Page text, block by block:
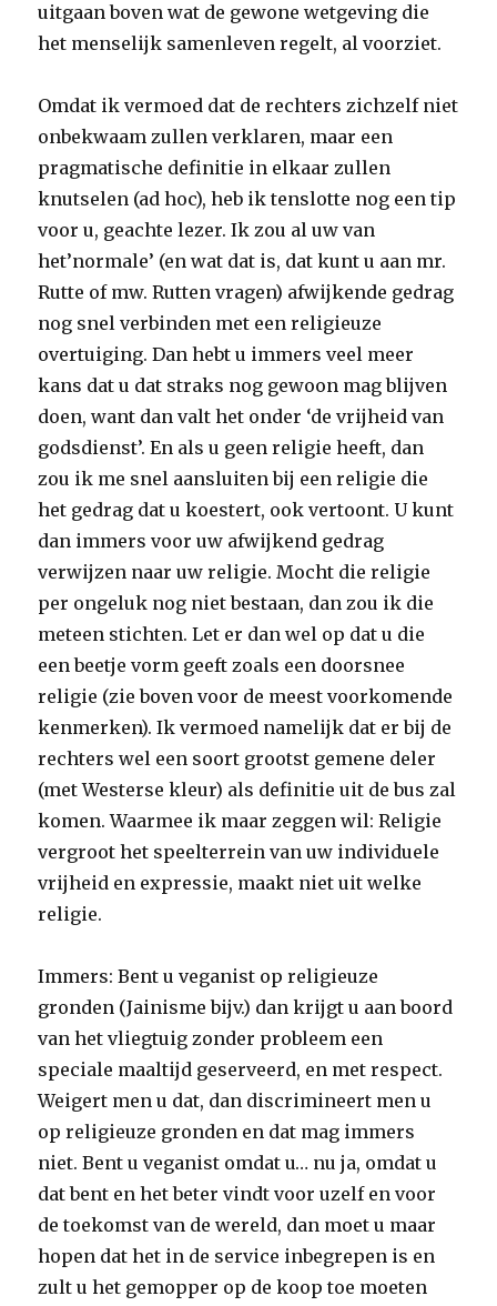
uitgaan boven wat de gewone wetgeving die
het menselijk samenleven regelt, al voorziet.
Omdat ik vermoed dat de rechters zichzelf niet
onbekwaam zullen verklaren, maar een
pragmatische definitie in elkaar zullen
knutselen (ad hoc), heb ik tenslotte nog een tip
voor u, geachte lezer. Ik zou al uw van
het’normale’ (en wat dat is, dat kunt u aan mr.
Rutte of mw. Rutten vragen) afwijkende gedrag
nog snel verbinden met een religieuze
overtuiging. Dan hebt u immers veel meer
kans dat u dat straks nog gewoon mag blijven
doen, want dan valt het onder ‘de vrijheid van
godsdienst’. En als u geen religie heeft, dan
zou ik me snel aansluiten bij een religie die
het gedrag dat u koestert, ook vertoont. U kunt
dan immers voor uw afwijkend gedrag
verwijzen naar uw religie. Mocht die religie
per ongeluk nog niet bestaan, dan zou ik die
meteen stichten. Let er dan wel op dat u die
een beetje vorm geeft zoals een doorsnee
religie (zie boven voor de meest voorkomende
kenmerken). Ik vermoed namelijk dat er bij de
rechters wel een soort grootst gemene deler
(met Westerse kleur) als definitie uit de bus zal
komen. Waarmee ik maar zeggen wil: Religie
vergroot het speelterrein van uw individuele
vrijheid en expressie, maakt niet uit welke
religie.
Immers: Bent u veganist op religieuze
gronden (Jainisme bijv.) dan krijgt u aan boord
van het vliegtuig zonder probleem een
speciale maaltijd geserveerd, en met respect.
Weigert men u dat, dan discrimineert men u
op religieuze gronden en dat mag immers
niet. Bent u veganist omdat u… nu ja, omdat u
dat bent en het beter vindt voor uzelf en voor
de toekomst van de wereld, dan moet u maar
hopen dat het in de service inbegrepen is en
zult u het gemopper op de koop toe moeten